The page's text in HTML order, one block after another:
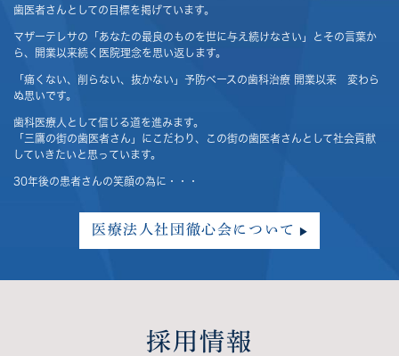
歯医者さんとしての目標を掲げています。
マザーテレサの「あなたの最良のものを世に与え続けなさい」とその言葉か
ら、開業以来続く医院理念を思い返します。
「痛くない、削らない、抜かない」予防ベースの歯科治療 開業以来 変わら
ぬ思いです。
歯科医療人として信じる道を進みます。
「三鷹の街の歯医者さん」にこだわり、この街の歯医者さんとして社会貢献
していきたいと思っています。
30年後の患者さんの笑顔の為に・・・
医療法人社団徹心会について
採用情報